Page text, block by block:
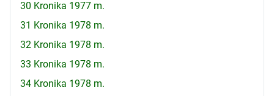
30 Kronika 1977 m.
31 Kronika 1978 m.
32 Kronika 1978 m.
33 Kronika 1978 m.
34 Kronika 1978 m.